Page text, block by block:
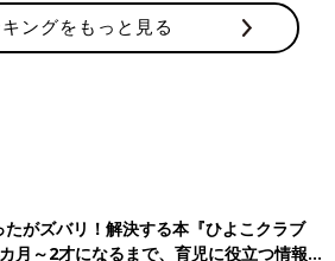
ングをもっと見る
たがズバリ！解決する本『ひよこクラブ
～2才になるまで、育児に役立つ情報が